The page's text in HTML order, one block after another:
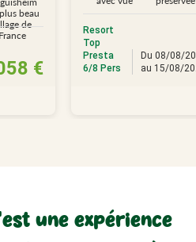
beau
de
France
€
Resort
Top
Presta
6/8 Pers
Du 08/08/
au 15/08/
une expérience